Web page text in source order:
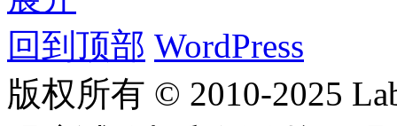
回到顶部 WordPress
版权所有 © 2010-2025